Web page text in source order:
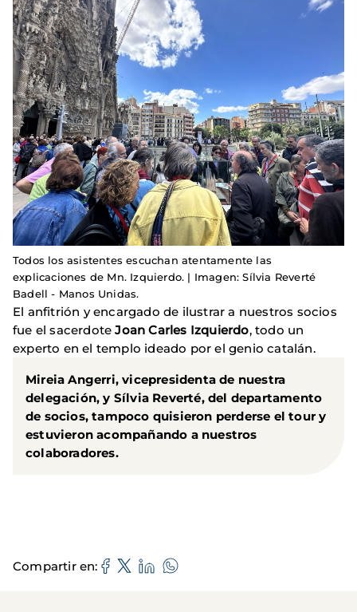
Todos los asistentes escuchan atentamente las
explicaciones de Mn. Izquierdo. | Imagen: Sílvia Reverté
Badell - Manos Unidas.
El anfitrión y encargado de ilustrar a nuestros socios
fue el sacerdoteJoan Carles Izquierdo, todo un
experto en el templo ideado por el genio catalán.
Mireia Angerri, vicepresidenta de nuestra
delegación, y Sílvia Reverté, del departamento
de socios, tampoco quisieron perderse el tour y
estuvieron acompañando a nuestros
colaboradores.
Compartir en